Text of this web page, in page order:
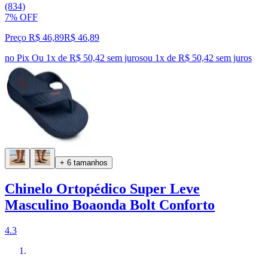
(834)
7% OFF
Preço R$ 46,89R$ 46,89
no Pix Ou 1x de R$ 50,42 sem jurosou 1x de R$ 50,42 sem juros
+ 6 tamanhos
Chinelo Ortopédico Super Leve
Masculino Boaonda Bolt Conforto
4.3